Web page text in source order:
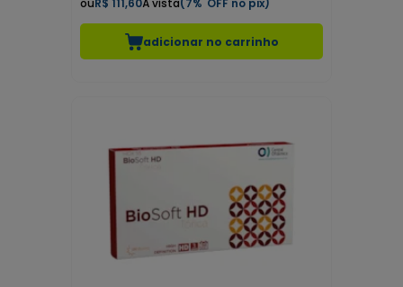
R$ 111,60
7%
adicionar no carrinho